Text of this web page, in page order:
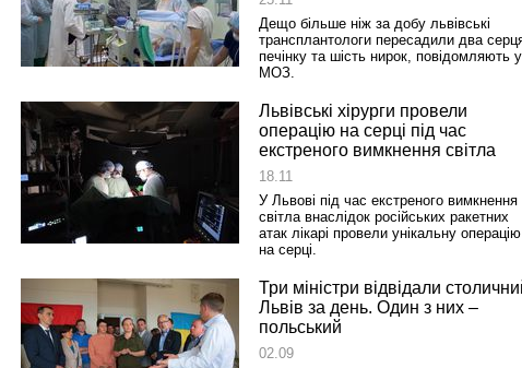
Дещо більше ніж за добу львівські
трансплантологи пересадили два
печінку та шість нирок, повідомляють у
МОЗ.
Львівські хірурги провели
операцію на серці під час
екстреного вимкнення світла
18.11
У Львові під час екстреного вимкнення
світла внаслідок російських ракетних
атак лікарі провели унікальну операцію
на серці.
Три міністри відвідали
Львів за день. Один з них –
польський
02.09